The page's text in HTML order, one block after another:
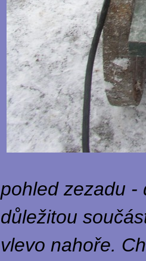
pohled zezadu -
důležitou
vlevo nahoře.